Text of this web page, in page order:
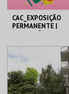
CAC_EXPOSIÇÃO
PERMANENTE |
MAIS INFO